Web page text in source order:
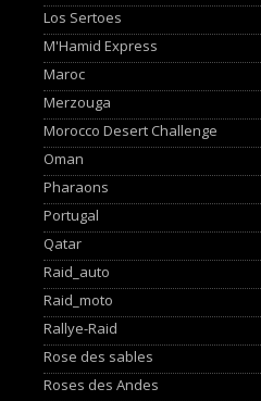
Los Sertoes
M'Hamid Express
Maroc
Merzouga
Morocco Desert Challenge
Oman
Pharaons
Portugal
Qatar
Raid_auto
Raid_moto
Rallye-Raid
Rose des sables
Roses des Andes